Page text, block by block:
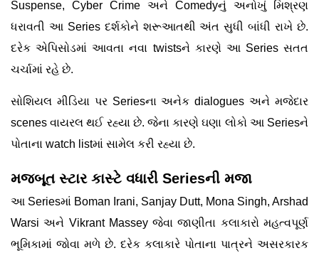
Suspense, Cyber Crime અને Comedyનું અનોખું મિશ્રણ
ધરાવતી આ Series દર્શકોને શરૂઆતથી અંત સુધી બાંધી રાખે છે.
દરેક એપિસોડમાં આવતા નવા twistsને કારણે આ Series સતત
ચર્ચામાં રહે છે.
સોશિયલ મીડિયા પર Seriesના અનેક dialogues અને મજેદાર
scenes વાયરલ થઈ રહ્યા છે. જેના કારણે ઘણા લોકો આ Seriesને
પોતાના watch listમાં સામેલ કરી રહ્યા છે.
મજબૂત સ્ટાર કાસ્ટે વધારી Seriesની મજા
આ Seriesમાં Boman Irani, Sanjay Dutt, Mona Singh, Arshad
Warsi અને Vikrant Massey જેવા જાણીતા કલાકારો મહત્વપૂર્ણ
ભૂમિકામાં જોવા મળે છે. દરેક કલાકારે પોતાના પાત્રને અસરકારક